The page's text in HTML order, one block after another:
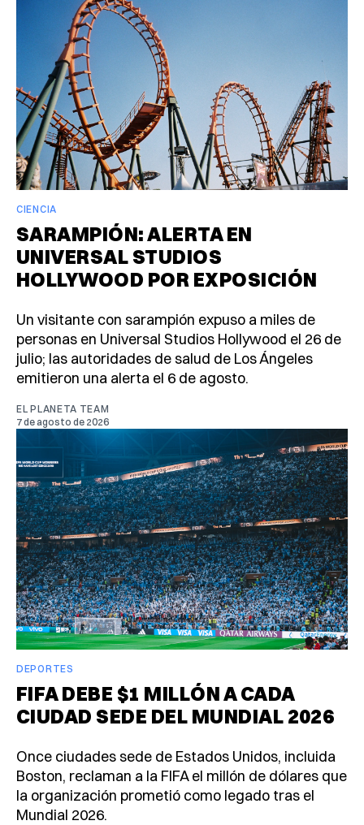
CIENCIA
SARAMPIÓN: ALERTA EN
UNIVERSAL STUDIOS
HOLLYWOOD POR EXPOSICIÓN
Un visitante con sarampión expuso a miles de
personas en Universal Studios Hollywood el 26 de
julio; las autoridades de salud de Los Ángeles
emitieron una alerta el 6 de agosto.
EL PLANETA TEAM
7 de agosto de 2026
DEPORTES
FIFA DEBE $1 MILLÓN A CADA
CIUDAD SEDE DEL MUNDIAL 2026
Once ciudades sede de Estados Unidos, incluida
Boston, reclaman a la FIFA el millón de dólares que
la organización prometió como legado tras el
Mundial 2026.